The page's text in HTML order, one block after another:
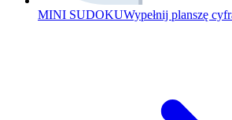
MINI SUDOKUWypełnij planszę